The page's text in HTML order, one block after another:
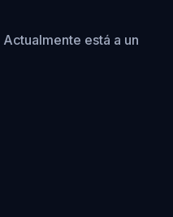
Actualmente está a un